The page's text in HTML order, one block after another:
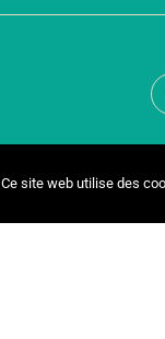
Ce site web utilise des